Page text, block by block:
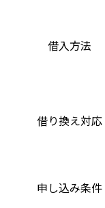
借入方法
借り換え対応
申し込み条件